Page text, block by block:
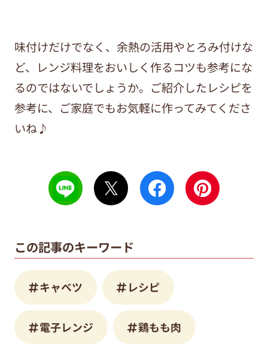
味付けだけでなく、余熱の活用やとろみ付けな
ど、レンジ料理をおいしく作るコツも参考にな
るのではないでしょうか。ご紹介したレシピを
参考に、ご家庭でもお気軽に作ってみてくださ
いね♪
この記事のキーワード
キャベツ レシピ
電子レンジ 鶏もも肉